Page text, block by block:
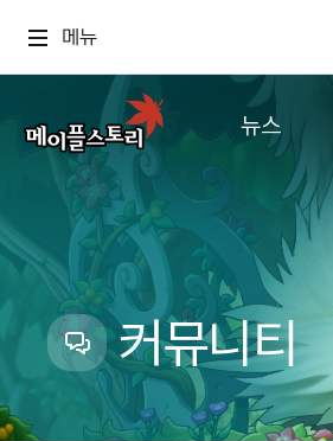
메뉴
뉴스
업데이트
이벤트
캐시샵 공지
메이플 알림판
with maple
커뮤니티